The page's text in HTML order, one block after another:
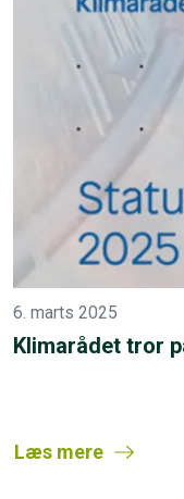
6. marts 2025
Klimarådet tror
Læs mere